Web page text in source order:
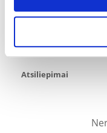
Produktą gali vertinti
įsigijo. Žvaigždučių
Patikrinę atsiliepimus,
atsiliepimus.
Atsiliepimai